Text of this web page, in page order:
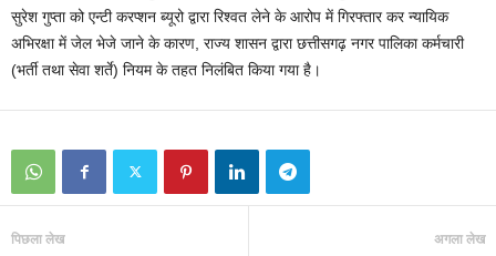
सुरेश गुप्ता को एन्टी करप्शन ब्यूरो द्वारा रिश्वत लेने के आरोप में गिरफ्तार कर न्यायिक
अभिरक्षा में जेल भेजे जाने के कारण, राज्य शासन द्वारा छत्तीसगढ़ नगर पालिका कर्मचारी
(भर्ती तथा सेवा शर्ते) नियम के तहत निलंबित किया गया है।
पिछला लेख अगला लेख